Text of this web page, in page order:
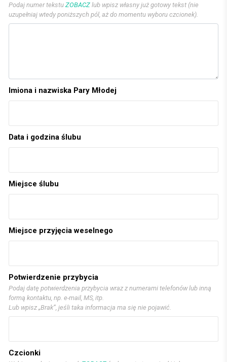
Podaj numer tekstu ZOBACZ lub wpisz własny już gotowy tekst (nie
uzupełniaj wtedy poniższych pól, aż do momentu wyboru czcionek).
Imiona i nazwiska Pary Młodej
Data i godzina ślubu
Miejsce ślubu
Miejsce przyjęcia weselnego
Potwierdzenie przybycia
Podaj datę potwierdzenia przybycia wraz z numerami telefonów lub inną
formą kontaktu, np. e-mail, MS, itp.
Lub wpisz „Brak”, jeśli taka informacja ma się nie pojawić.
Czcionki